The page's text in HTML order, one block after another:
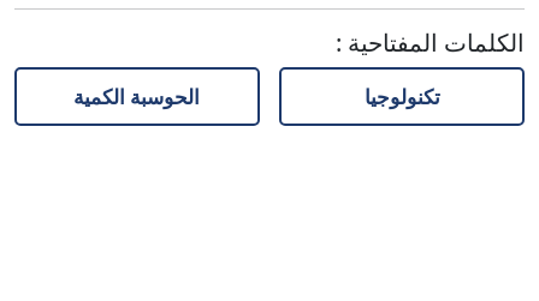
الكلمات المفتاحية :
تكنولوجيا الحوسبة الكمية